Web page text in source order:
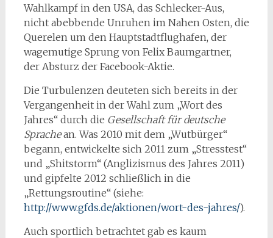
Wahlkampf in den USA, das Schlecker-Aus,
nicht abebbende Unruhen im Nahen Osten, die
Querelen um den Hauptstadtflughafen, der
wagemutige Sprung von Felix Baumgartner,
der Absturz der Facebook-Aktie.
Die Turbulenzen deuteten sich bereits in der
Vergangenheit in der Wahl zum „Wort des
Jahres“ durch die Gesellschaft für deutsche
Sprachean. Was 2010 mit dem „Wutbürger“
begann, entwickelte sich 2011 zum „Stresstest“
und „Shitstorm“ (Anglizismus des Jahres 2011)
und gipfelte 2012 schließlich in die
„Rettungsroutine“ (siehe:
http://www.gfds.de/aktionen/wort-des-jahres/).
Auch sportlich betrachtet gab es kaum